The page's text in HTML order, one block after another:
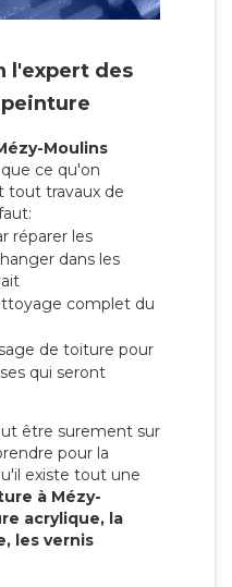
l'expert des
Moulins
ce qu'on
tout travaux de
réparer les
dans les
complet du
de toiture pour
qui seront
être surement sur
pour la
existe tout une
à Mézy-
acrylique, la
les vernis